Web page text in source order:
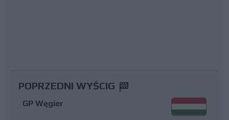
POPRZEDNI WYŚCIG
GP Węgier